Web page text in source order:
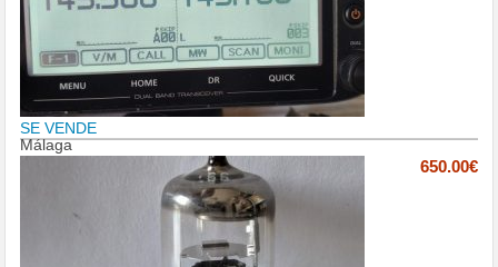
SE VENDE
Málaga
650.00€